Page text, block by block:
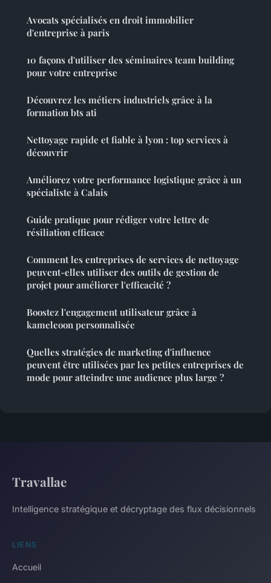
Avocats spécialisés en droit immobilier
d'entreprise à paris
10 façons d'utiliser des séminaires team building
pour votre entreprise
Découvrez les métiers industriels grâce à la
formation bts ati
Nettoyage rapide et fiable à lyon : top services à
découvrir
Améliorez votre performance logistique grâce à un
spécialiste à Calais
Guide pratique pour rédiger votre lettre de
résiliation efficace
Comment les entreprises de services de nettoyage
peuvent-elles utiliser des outils de gestion de
projet pour améliorer l'efficacité ?
Boostez l'engagement utilisateur grâce à
kameleoon personnalisée
Quelles stratégies de marketing d'influence
peuvent être utilisées par les petites entreprises de
mode pour atteindre une audience plus large ?
Travallae
Intelligence stratégique et décryptage des flux décisionnels
LIENS
Accueil